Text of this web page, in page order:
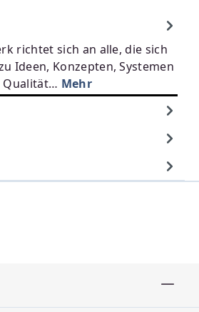
richtet sich an alle, die sich
Ideen, Konzepten, Systemen
Qualität… Mehr